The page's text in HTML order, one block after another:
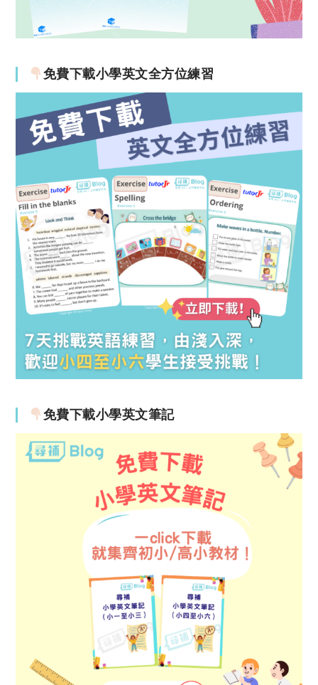
免費下載小學英文全方位練習
免費下載小學英文筆記